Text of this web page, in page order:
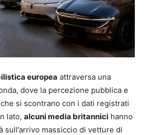
europea attraversa una
dove la percezione pubblica e
si scontrano con i dati registrati
lato, alcuni media britannici hanno
sull’arrivo massiccio di vetture di